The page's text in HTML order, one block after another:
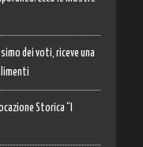
dei voti, riceve una
Storica “I